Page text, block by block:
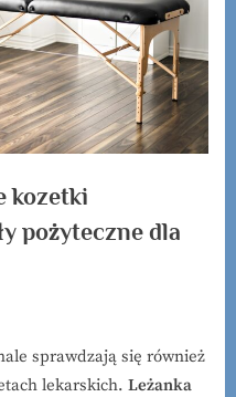
kozetki
pożyteczne dla
sprawdzają się również
lekarskich. Leżanka